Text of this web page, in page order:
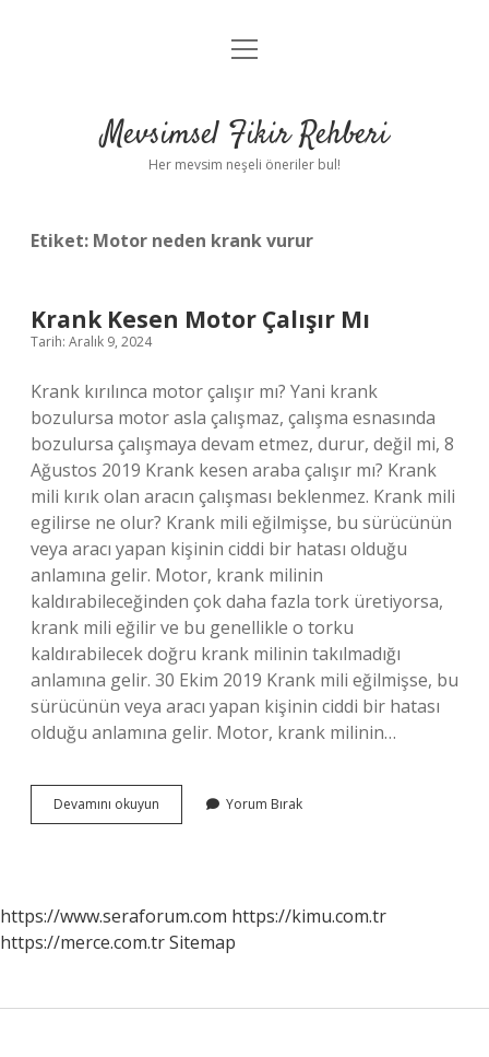
Anasayfa
Yasal Uyarı
menüyü
Mevsimsel Fikir Rehberi
Her mevsim neşeli öneriler bul!
Etiket: Motor neden krank vurur
Krank Kesen Motor Çalışır Mı
Tarih: Aralık 9, 2024
Krank kırılınca motor çalışır mı? Yani krank
bozulursa motor asla çalışmaz, çalışma esnasında
bozulursa çalışmaya devam etmez, durur, değil mi, 8
Ağustos 2019 Krank kesen araba çalışır mı? Krank
mili kırık olan aracın çalışması beklenmez. Krank mili
egilirse ne olur? Krank mili eğilmişse, bu sürücünün
veya aracı yapan kişinin ciddi bir hatası olduğu
anlamına gelir. Motor, krank milinin
kaldırabileceğinden çok daha fazla tork üretiyorsa,
krank mili eğilir ve bu genellikle o torku
kaldırabilecek doğru krank milinin takılmadığı
anlamına gelir. 30 Ekim 2019 Krank mili eğilmişse, bu
sürücünün veya aracı yapan kişinin ciddi bir hatası
olduğu anlamına gelir. Motor, krank milinin…
Devamını okuyun
Kesen
Yorum Bırak
https://www.seraforum.com https://kimu.com.tr
https://merce.com.trSitemap